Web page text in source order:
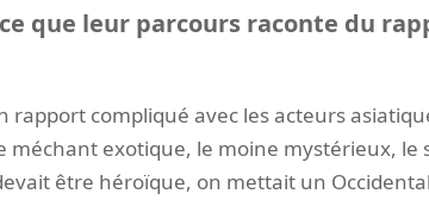
que leur parcours raconte du
rapport compliqué avec les acteurs
méchant exotique, le moine mystérieux,
être héroïque, on mettait un